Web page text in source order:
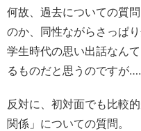
何故、過去についての質
のか、同性ながらさっぱり
学生時代の思い出話なん
るものだと思うのですが
反対に、初対面でも比較
関係」 についての質問。